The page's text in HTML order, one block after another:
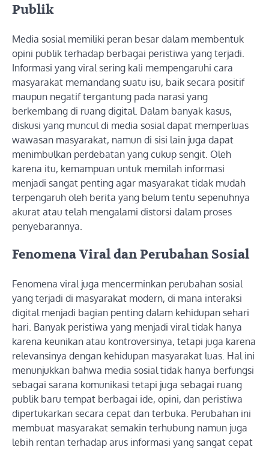
Publik
Media sosial memiliki peran besar dalam membentuk
opini publik terhadap berbagai peristiwa yang terjadi.
Informasi yang viral sering kali mempengaruhi cara
masyarakat memandang suatu isu, baik secara positif
maupun negatif tergantung pada narasi yang
berkembang di ruang digital. Dalam banyak kasus,
diskusi yang muncul di media sosial dapat memperluas
wawasan masyarakat, namun di sisi lain juga dapat
menimbulkan perdebatan yang cukup sengit. Oleh
karena itu, kemampuan untuk memilah informasi
menjadi sangat penting agar masyarakat tidak mudah
terpengaruh oleh berita yang belum tentu sepenuhnya
akurat atau telah mengalami distorsi dalam proses
penyebarannya.
Fenomena Viral dan Perubahan Sosial
Fenomena viral juga mencerminkan perubahan sosial
yang terjadi di masyarakat modern, di mana interaksi
digital menjadi bagian penting dalam kehidupan sehari
hari. Banyak peristiwa yang menjadi viral tidak hanya
karena keunikan atau kontroversinya, tetapi juga karena
relevansinya dengan kehidupan masyarakat luas. Hal ini
menunjukkan bahwa media sosial tidak hanya berfungsi
sebagai sarana komunikasi tetapi juga sebagai ruang
publik baru tempat berbagai ide, opini, dan peristiwa
dipertukarkan secara cepat dan terbuka. Perubahan ini
membuat masyarakat semakin terhubung namun juga
lebih rentan terhadap arus informasi yang sangat cepat